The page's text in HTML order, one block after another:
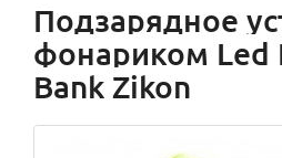
Подзарядное
фонариком Led
Bank Zikon